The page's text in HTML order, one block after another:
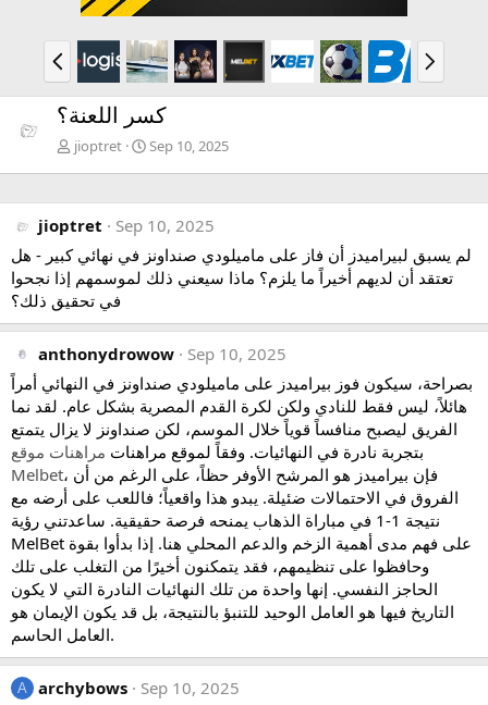
P
r
e
v
N
e
x
كسر اللعنة؟
jioptret Sep 10, 2025
jioptret
Sep 10, 2025
لم يسبق لبيراميدز أن فاز على ماميلودي صنداونز في نهائي كبير - هل
تعتقد أن لديهم أخيراً ما يلزم؟ ماذا سيعني ذلك لموسمهم إذا نجحوا
في تحقيق ذلك؟
anthonydrowow
Sep 10, 2025
بصراحة، سيكون فوز بيراميدز على ماميلودي صنداونز في النهائي أمراً
هائلاً، ليس فقط للنادي ولكن لكرة القدم المصرية بشكل عام. لقد نما
الفريق ليصبح منافساً قوياً خلال الموسم، لكن صنداونز لا يزال يتمتع
بتجربة نادرة في النهائيات. وفقاً لموقع مراهنات مراهنات موقع
Melbet، فإن بيراميدز هو المرشح الأوفر حظاً، على الرغم من أن
الفروق في الاحتمالات ضئيلة. يبدو هذا واقعياً؛ فاللعب على أرضه مع
نتيجة 1-1 في مباراة الذهاب يمنحه فرصة حقيقية. ساعدتني رؤية
MelBet على فهم مدى أهمية الزخم والدعم المحلي هنا. إذا بدأوا بقوة
وحافظوا على تنظيمهم، فقد يتمكنون أخيرًا من التغلب على تلك
الحاجز النفسي. إنها واحدة من تلك النهائيات النادرة التي لا يكون
التاريخ فيها هو العامل الوحيد للتنبؤ بالنتيجة، بل قد يكون الإيمان هو
العامل الحاسم.
A archybows
Sep 10, 2025